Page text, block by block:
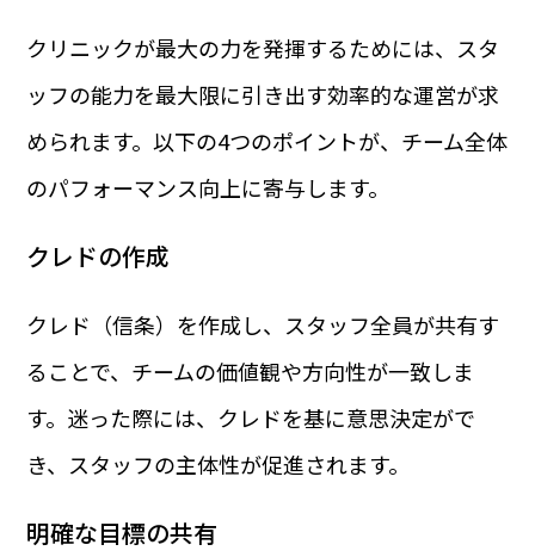
クリニックが最大の力を発揮するためには、スタ
ッフの能力を最大限に引き出す効率的な運営が求
められます。以下の4つのポイントが、チーム全体
のパフォーマンス向上に寄与します。
クレドの作成
クレド（信条）を作成し、スタッフ全員が共有す
ることで、チームの価値観や方向性が一致しま
す。迷った際には、クレドを基に意思決定がで
き、スタッフの主体性が促進されます。
明確な目標の共有